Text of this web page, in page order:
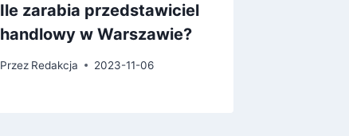
Ile zarabia przedstawiciel
handlowy w Warszawie?
Przez Redakcja 2023-11-06